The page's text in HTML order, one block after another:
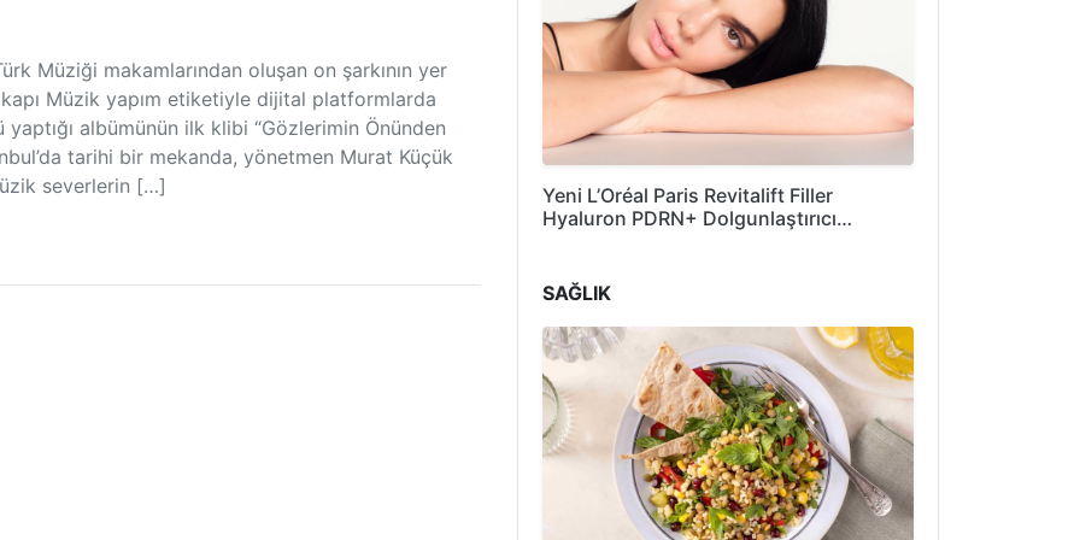
Müziği makamlarından oluşan on şarkının yer
Müzik yapım etiketiyle dijital platformlarda
yaptığı albümünün ilk klibi “Gözlerimin Önünden
tarihi bir mekanda, yönetmen Murat Küçük
severlerin […]
Yeni L’Oréal Paris Revitalift Filler
Hyaluron PDRN+ Dolgunlaştırıcı…
SAĞLIK